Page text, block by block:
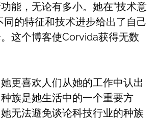
能，无论有多小。她在“技术意
同的特征和技术进步给出了自己
这个博客使Corvida获得无数
更喜欢人们从她的工作中认出
族是她生活中的一个重要方
无法避免谈论科技行业的种族